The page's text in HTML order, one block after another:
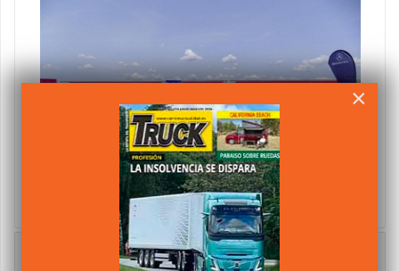
VISTO 89711 VECES 0355 furgonetas
Mercedes Benz
para Avis España
Suscríbete al Newsletter
×